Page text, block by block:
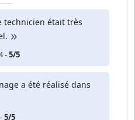
technicien était très
-5/5
a été réalisé dans
5/5